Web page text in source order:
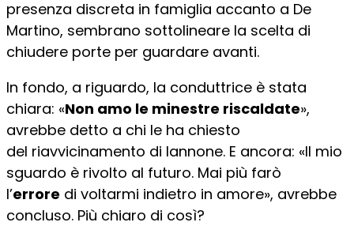
presenza discreta in famiglia accanto a De
Martino, sembrano sottolineare la scelta di
chiudere porte per guardare avanti.
In fondo, a riguardo, la conduttrice è stata
chiara: «Non amo le minestre riscaldate»,
avrebbe detto a chi le ha chiesto
del riavvicinamento di Iannone. E ancora: «Il mio
sguardo è rivolto al futuro. Mai più farò
l’errore di voltarmi indietro in amore», avrebbe
concluso. Più chiaro di così?